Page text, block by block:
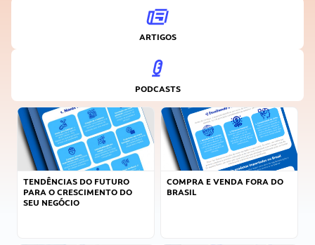
ARTIGOS
PODCASTS
TENDÊNCIAS DO FUTURO
PARA O CRESCIMENTO DO
SEU NEGÓCIO
COMPRA E VENDA FORA DO
BRASIL